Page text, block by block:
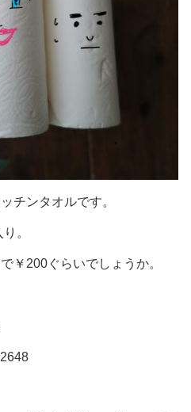
チンタオルです。
。
￥200ぐらいでしょうか。